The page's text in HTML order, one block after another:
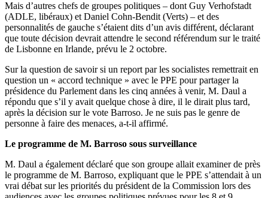
Mais d’autres chefs de groupes politiques – dont Guy Verhofstadt
(ADLE, libéraux) et Daniel Cohn-Bendit (Verts) – et des
personnalités de gauche s’étaient dits d’un avis différent, déclarant
que toute décision devrait attendre le second référendum sur le traité
de Lisbonne en Irlande, prévu le 2 octobre.
Sur la question de savoir si un report par les socialistes remettrait en
question un « accord technique » avec le PPE pour partager la
présidence du Parlement dans les cinq années à venir, M. Daul a
répondu que s’il y avait quelque chose à dire, il le dirait plus tard,
après la décision sur le vote Barroso. Je ne suis pas le genre de
personne à faire des menaces, a-t-il affirmé.
Le programme de M. Barroso sous surveillance
M. Daul a également déclaré que son groupe allait examiner de près
le programme de M. Barroso, expliquant que le PPE s’attendait à un
vrai débat sur les priorités du président de la Commission lors des